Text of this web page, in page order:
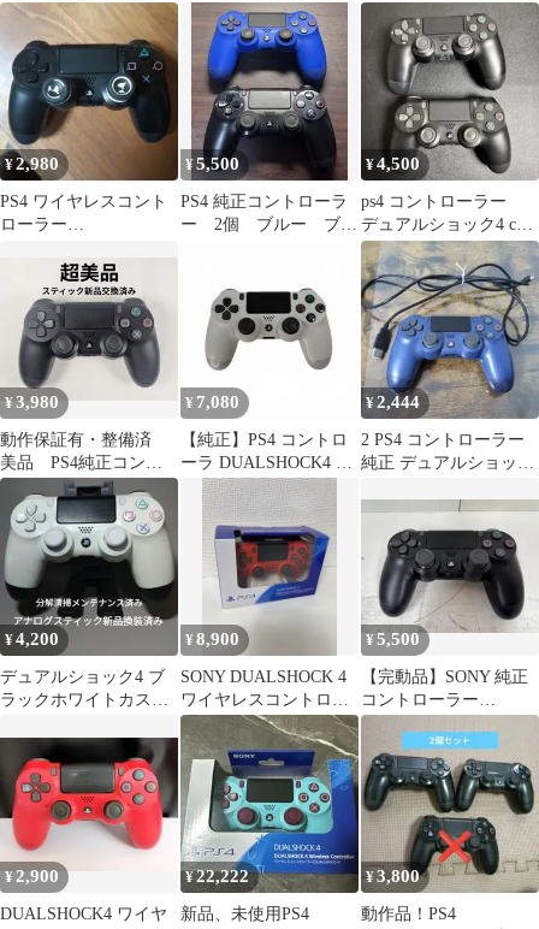
セット 外箱・説明書付
ト・ブラック
ルスライム
¥2,980
PS4 ワイヤレスコント
ローラー
ェット・ブラック
¥5,500
PS4 純正コントローラ
ー 2個 ブルー ブラ
¥4,500
ps4 コントローラー
デュアルショック4 cuh-
zct2j 動作OK 2台
¥3,980
動作保証有・整備済
美品 PS4純正コント
ローラー ジェットブ
ラック
DUALSHOCK4 1195
¥ 7,080
【純正】PS4 コントロ
ーラ DUALSHOCK4 ホ
ワイト CUH-ZCT2J
¥2,444
2 PS4 コントローラー
純正 デュアルショック
¥4,200
デュアルショック4 ブ
ラックホワイトカスタ
¥8,900
SONY DUALSHOCK 4
ワイヤレスコントロー
ラー マグマ・レッド
¥5,500
【完動品】SONY 純正
コントローラー
DUALSHOCK4 CUH-
ZCT2J
¥2,900
DUALSHOCK4 ワイヤ
¥22,222
新品、未使用PS4
¥3,800
動作品！PS4